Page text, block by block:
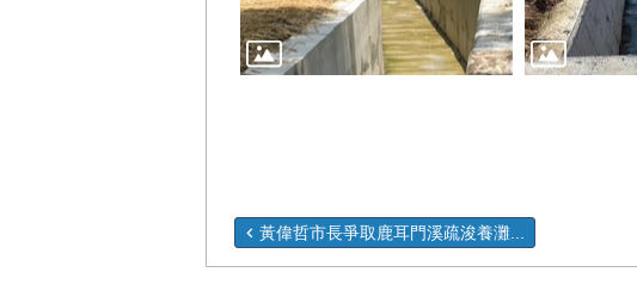
黃偉哲市長爭取鹿耳門溪疏浚養灘...